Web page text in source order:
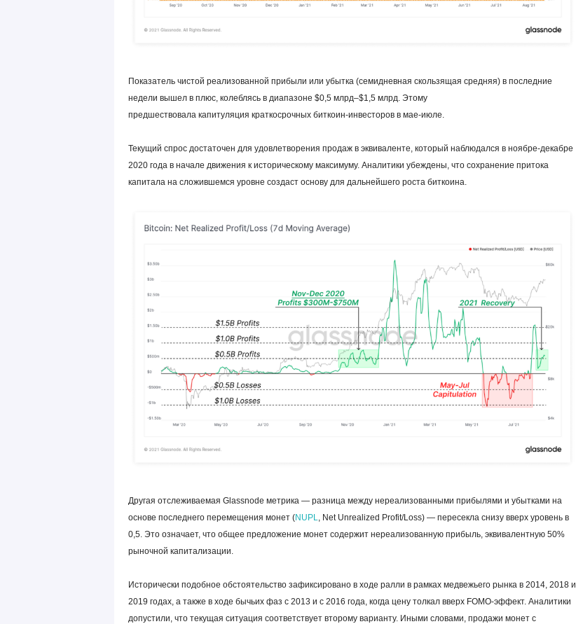
Показатель чистой реализованной прибыли или убытка (семидневная скользящая средняя) в последние
недели вышел в плюс, колеблясь в диапазоне $0,5 млрд–$1,5 млрд. Этому
предшествовала капитуляция краткосрочных биткоин-инвесторов в мае-июле.
Текущий спрос достаточен для удовлетворения продаж в эквиваленте, который наблюдался в ноябре-декабре
2020 года в начале движения к историческому максимуму. Аналитики убеждены, что сохранение притока
капитала на сложившемся уровне создаст основу для дальнейшего роста биткоина.
Другая отслеживаемая Glassnode метрика — разница между нереализованными прибылями и убытками на
основе последнего перемещения монет (NUPL
, Net Unrealized Profit/Loss) — пересекла снизу вверх уровень в
0,5. Это означает, что общее предложение монет содержит нереализованную прибыль, эквивалентную 50%
рыночной капитализации.
Исторически подобное обстоятельство зафиксировано в ходе ралли в рамках медвежьего рынка в 2014, 2018 и
2019 годах, а также в ходе бычьих фаз с 2013 и с 2016 года, когда цену толкал вверх FOMO-эффект. Аналитики
допустили, что текущая ситуация соответствует второму варианту. Иными словами, продажи монет с